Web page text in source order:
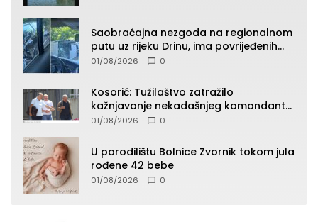
Saobraćajna nezgoda na regionalnom
putu uz rijeku Drinu, ima povrijeđenih
lica (FOTO)
01/08/2026 0
Kosorić: Tužilaštvo zatražilo
kažnjavanje nekadašnjeg komandanta
Vlaseničke brigade
01/08/2026 0
U porodilištu Bolnice Zvornik tokom jula
rođene 42 bebe
01/08/2026 0